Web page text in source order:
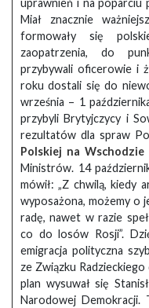
uprawnień i na poparciu
Miał znacznie
formowały się
zaopatrzenia, do
przybywali oficerowie i
roku dostali się do
września – 1
przybyli Brytyjczycy i
rezultatów dla spraw
Polskiej na Wschodzie
Ministrów. 14
mówił: „Z chwilą, kiedy
wyposażona, możemy o
radę, nawet w razie
co do losów Rosji”.
emigracja polityczna
ze Związku
plan wysuwał się
Narodowej